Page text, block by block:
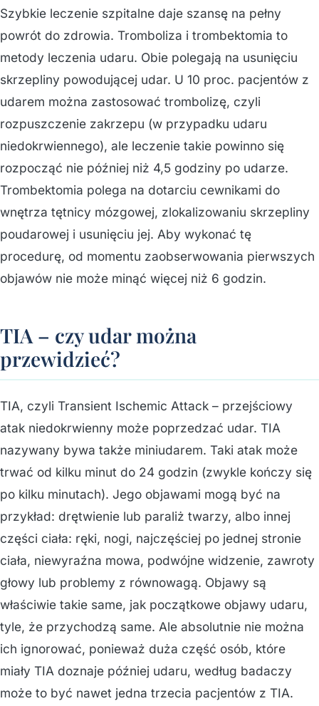
Szybkie leczenie szpitalne daje szansę na pełny
powrót do zdrowia. Tromboliza i trombektomia to
metody leczenia udaru. Obie polegają na usunięciu
skrzepliny powodującej udar. U 10 proc. pacjentów z
udarem można zastosować trombolizę, czyli
rozpuszczenie zakrzepu (w przypadku udaru
niedokrwiennego), ale leczenie takie powinno się
rozpocząć nie później niż 4,5 godziny po udarze.
Trombektomia polega na dotarciu cewnikami do
wnętrza tętnicy mózgowej, zlokalizowaniu skrzepliny
poudarowej i usunięciu jej. Aby wykonać tę
procedurę, od momentu zaobserwowania pierwszych
objawów nie może minąć więcej niż 6 godzin.
TIA – czy udar można
przewidzieć?
TIA, czyli Transient Ischemic Attack – przejściowy
atak niedokrwienny może poprzedzać udar. TIA
nazywany bywa także miniudarem. Taki atak może
trwać od kilku minut do 24 godzin (zwykle kończy się
po kilku minutach). Jego objawami mogą być na
przykład: drętwienie lub paraliż twarzy, albo innej
części ciała: ręki, nogi, najczęściej po jednej stronie
ciała, niewyraźna mowa, podwójne widzenie, zawroty
głowy lub problemy z równowagą. Objawy są
właściwie takie same, jak początkowe objawy udaru,
tyle, że przychodzą same. Ale absolutnie nie można
ich ignorować, ponieważ duża część osób, które
miały TIA doznaje później udaru, według badaczy
może to być nawet jedna trzecia pacjentów z TIA.